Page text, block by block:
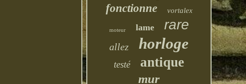
fonctionne vortalex
moteur lame rare
allez horloge
testé antique
mur